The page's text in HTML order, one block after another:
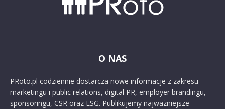
O NAS
PRoto.pl codziennie dostarcza nowe informacje z zakresu
marketingu i public relations, digital PR, employer brandingu,
sponsoringu, CSR oraz ESG. Publikujemy najważniejsze